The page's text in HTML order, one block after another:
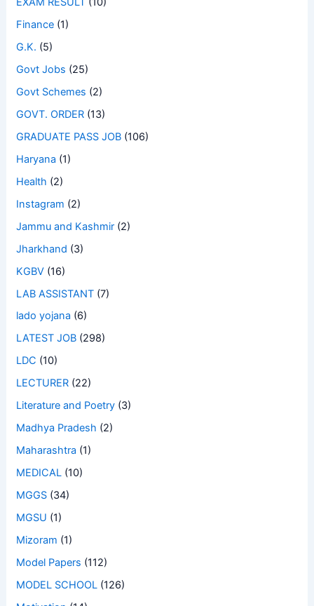
Finance (1)
G.K. (5)
Govt Jobs (25)
Govt Schemes (2)
GOVT. ORDER (13)
GRADUATE PASS JOB (106)
Haryana (1)
Health (2)
Instagram (2)
Jammu and Kashmir (2)
Jharkhand (3)
KGBV (16)
LAB ASSISTANT (7)
lado yojana (6)
LATEST JOB (298)
LDC (10)
LECTURER (22)
Literature and Poetry (3)
Madhya Pradesh (2)
Maharashtra (1)
MEDICAL (10)
MGGS (34)
MGSU (1)
Mizoram (1)
Model Papers (112)
MODEL SCHOOL (126)